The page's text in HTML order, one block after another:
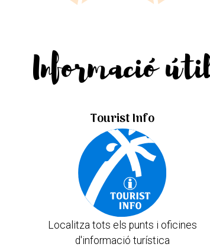
Informació
Tourist Info
Localitza tots els punts i oficines
d'informació turística